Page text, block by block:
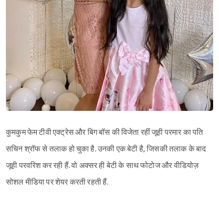
कुमकुम फेम टीवी एक्ट्रेस और बिग बॉस की विजेता रहीं जूही परमार का पति
सचिन श्रॉफ से तलाक हो चुका है. उनकी एक बेटी है, जिसकी तलाक के बाद
जूही परवरिश कर रही हैं. वो अक्सर ही बेटी के साथ फोटोज और वीडियोज़
सोशल मीडिया पर शेयर करती रहती हैं.